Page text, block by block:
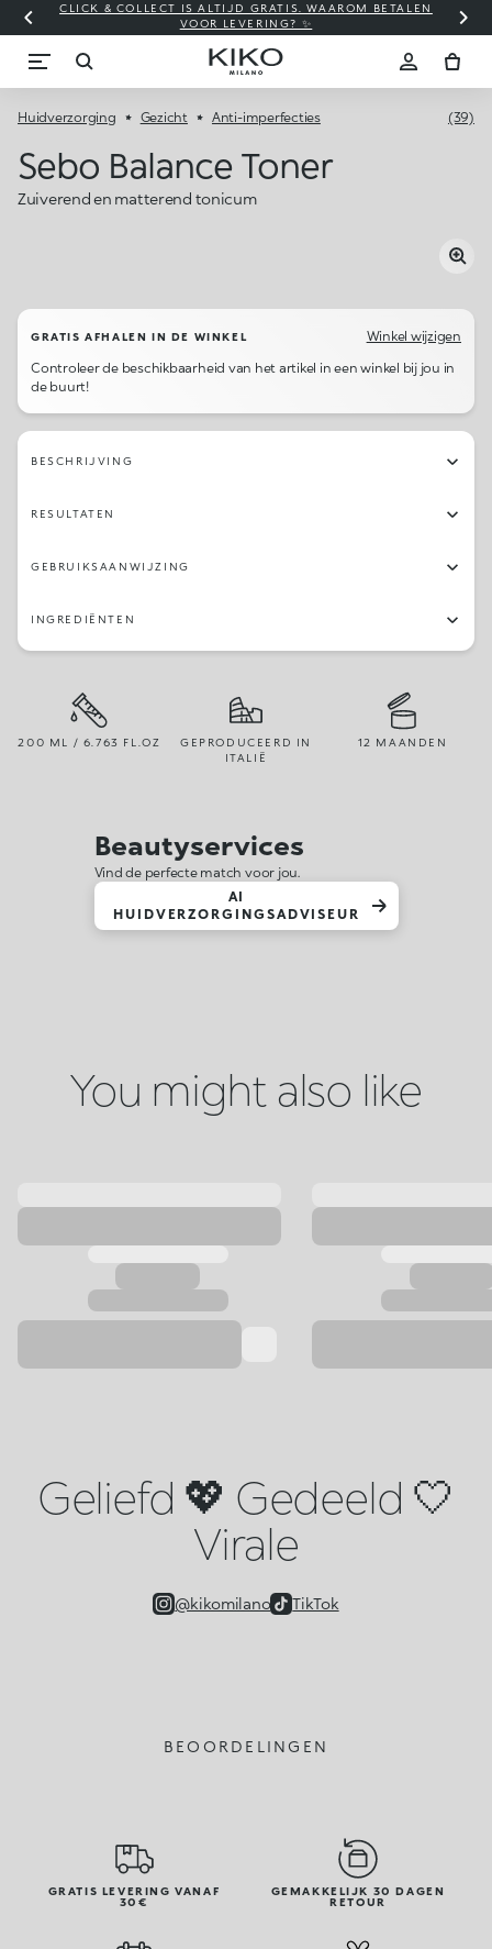
CLICK & COLLECT IS ALTIJD GRATIS. WAAROM BETALEN
VOOR LEVERING? ✨
Huidverzorging Gezicht Anti-imperfecties (39)
Sebo Balance Toner
Zuiverend en matterend tonicum
GRATIS AFHALEN IN DE WINKEL
Winkel wijzigen
Controleer de beschikbaarheid van het artikel in een winkel bij jou in
de buurt!
BESCHRIJVING
RESULTATEN
GEBRUIKSAANWIJZING
INGREDIËNTEN
200 ML / 6.763 FL.OZ
GEPRODUCEERD IN
ITALIË
12 MAANDEN
Beautyservices
Vind de perfecte match voor jou.
AI
HUIDVERZORGINGSADVISEUR
You might also like
Geliefd 💖 Gedeeld 🤍
Virale
@kikomilano TikTok
BEOORDELINGEN
GRATIS LEVERING VANAF
30€
GEMAKKELIJK 30 DAGEN
RETOUR